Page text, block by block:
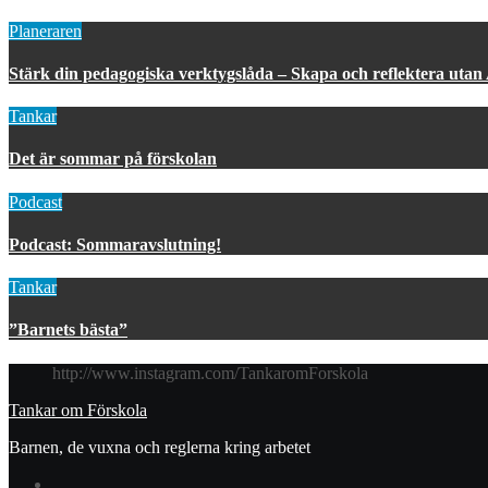
Planeraren
Stärk din pedagogiska verktygslåda – Skapa och reflektera utan
Tankar
Det är sommar på förskolan
Podcast
Podcast: Sommaravslutning!
Tankar
”Barnets bästa”
http://www.instagram.com/TankaromForskola
Tankar om Förskola
Barnen, de vuxna och reglerna kring arbetet